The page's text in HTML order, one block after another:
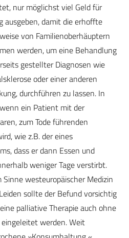
nur möglichst viel Geld für
ausgeben, damit die erhoffte
von Familienoberhäuptern
werden, um eine Behandlung
gestellter Diagnosen wie
oder einer anderen
durchführen zu lassen. In
ein Patient mit der
zum Tode führenden
wie z.B. der eines
dass er dann Essen und
weniger Tage verstirbt.
westeuropäischer Medizin
sollte der Befund vorsichtig
palliative Therapie auch ohne
werden. Weit